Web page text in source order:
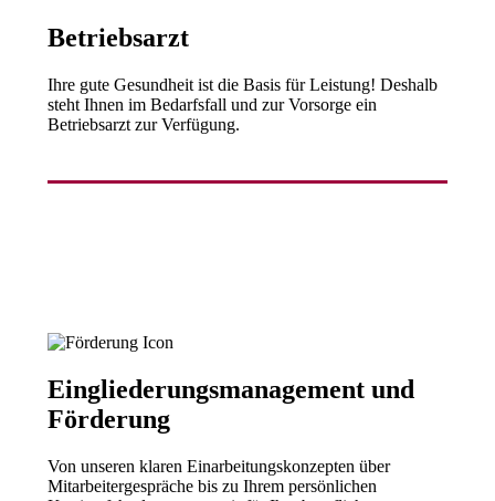
Betriebsarzt
Ihre gute Gesundheit ist die Basis für Leistung! Deshalb
steht Ihnen im Bedarfsfall und zur Vorsorge ein
Betriebsarzt zur Verfügung.
Eingliederungsmanagement und
Förderung
Von unseren klaren Einarbeitungskonzepten über
Mitarbeitergespräche bis zu Ihrem persönlichen